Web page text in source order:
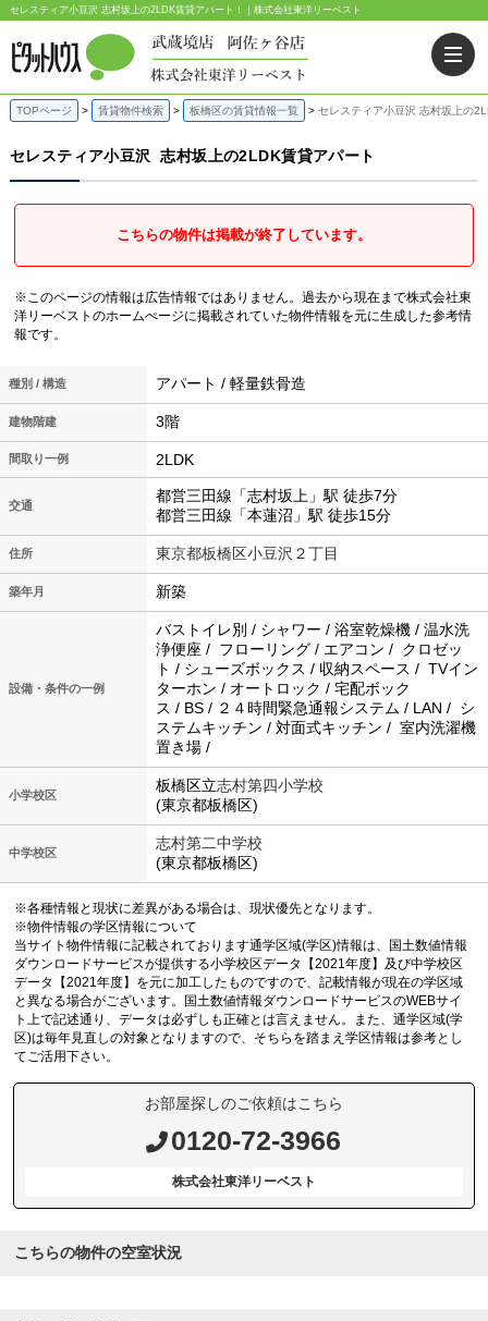
セレスティア小豆沢 志村坂上の2LDK賃貸アパート！｜株式会社東洋リーベスト
TOPページ 賃貸物件検索 板橋区の賃貸情報一覧 セレスティア小豆沢 志村坂上の
セレスティア小豆沢 志村坂上の2LDK賃貸アパート
こちらの物件は掲載が終了しています。
※このページの情報は広告情報ではありません。過去から現在まで株式会社東
洋リーベストのホームぺージに掲載されていた物件情報を元に生成した参考情
報です。
種別 / 構造 アパート / 軽量鉄骨造
建物階建 3階
間取り一例 2LDK
交通
都営三田線「志村坂上」駅 徒歩7分
都営三田線「本蓮沼」駅 徒歩15分
住所 東京都板橋区小豆沢２丁目
築年月 新築
設備・条件の一例
バストイレ別 / シャワー / 浴室乾燥機 / 温水洗
浄便座 / フローリング / エアコン / クロゼッ
ト / シューズボックス / 収納スペース / TVイン
ターホン / オートロック / 宅配ボック
ス / BS / ２４時間緊急通報システム / LAN / シ
ステムキッチン / 対面式キッチン / 室内洗濯機
置き場 /
小学校区
板橋区立志村第四小学校
(東京都板橋区)
中学校区
志村第二中学校
(東京都板橋区)
※各種情報と現状に差異がある場合は、現状優先となります。
※物件情報の学区情報について
当サイト物件情報に記載されております通学区域(学区)情報は、国土数値情報
ダウンロードサービスが提供する小学校区データ【2021年度】及び中学校区
データ【2021年度】を元に加工したものですので、記載情報が現在の学区域
と異なる場合がございます。国土数値情報ダウンロードサービスのWEBサイ
ト上で記述通り、データは必ずしも正確とは言えません。また、通学区域(学
区)は毎年見直しの対象となりますので、そちらを踏まえ学区情報は参考とし
てご活用下さい。
お部屋探しのご依頼はこちら
0120-72-3966
株式会社東洋リーベスト
こちらの物件の空室状況